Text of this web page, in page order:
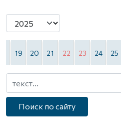
19 20 21 22 23 24 25
Поиск по сайту